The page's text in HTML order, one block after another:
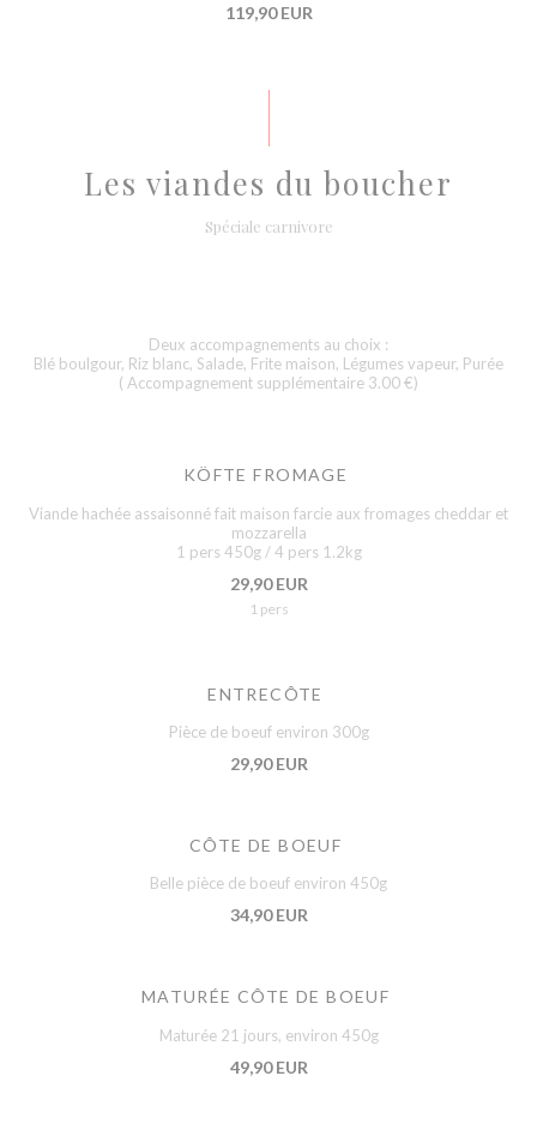
119,90 EUR
Les viandes du boucher
Spéciale carnivore
Deux accompagnements au choix :
Blé boulgour, Riz blanc, Salade, Frite maison, Légumes vapeur, Purée
( Accompagnement supplémentaire 3.00 €)
KÖFTE FROMAGE
Viande hachée assaisonné fait maison farcie aux fromages cheddar et
mozzarella
1 pers 450g / 4 pers 1.2kg
29,90 EUR
1 pers
ENTRECÔTE
Pièce de boeuf environ 300g
29,90 EUR
CÔTE DE BOEUF
Belle pièce de boeuf environ 450g
34,90 EUR
MATURÉE CÔTE DE BOEUF
Maturée 21 jours, environ 450g
49,90 EUR